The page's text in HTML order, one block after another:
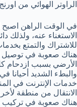
الراوتر الهوائي من
في الوقت الراهن اصبح
الاستغناء عنه، ولذلك
للاشتراك والتمتع
هناك صعوبة في توصيل
الأرضي بسبب ازدحام
والبطء الشديد أحيانا
خدمات الإنترنت في
الانتقال من منطقة
هناك صعوبة في